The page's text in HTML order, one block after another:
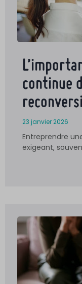
continue
23 janvier 2026
Entreprendre
exigeant,